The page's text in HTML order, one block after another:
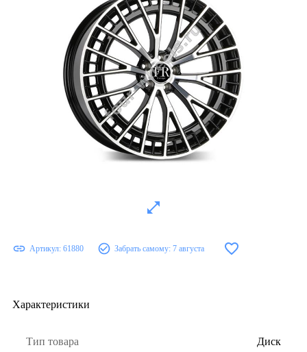
Артикул: 61880 Забрать самому: 7 августа
Характеристики
Тип товара Диск